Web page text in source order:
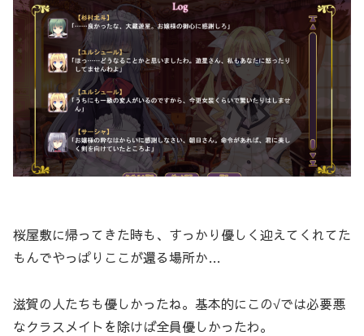
桜屋敷に帰ってきた時も、すっかり優しく迎えてくれてた
もんでやっぱりここが還る場所か…
滋賀の人たちも優しかったね。基本的にこの√では必要悪
なクラスメイトを除けば全員優しかったわ。